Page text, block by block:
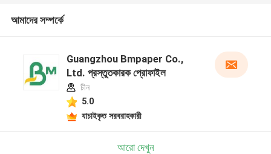
আমাদের সম্পর্কে
Guangzhou Bmpaper Co.,
Ltd. প্রস্তুতকারক প্রোফাইল
চীন
5.0
যাচাইকৃত সরবরাহকারী
আরো দেখুন